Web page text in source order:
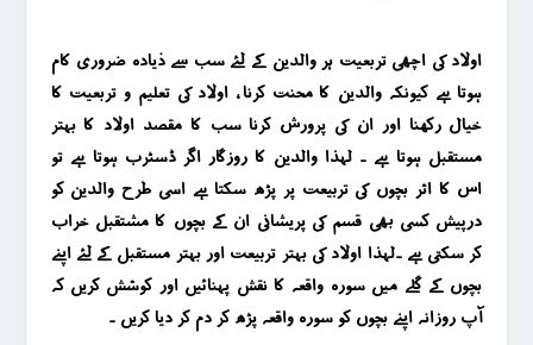
اولاد کی اچھی تربعیت ہر والدین کے لئے سب سے ذیادہ ضروری کام
ہوتا ہے کیونکہ والدین کا محنت کرنا ، اولاد کی تعلیم و تربعیت کا
خیال رکھنا اور ان کی پرورش کرنا سب کا مقصد اولاد کا بہتر
مستقبل ہوتا ہے ۔ لہذا والدین کا روزگار اگر ڈسٹرب ہوتا ہے تو
اس کا اثر بچوں کی تربیعت پر پڑھ سکتا ہے اسی طرح والدین کو
درپیش کسی بھی قسم کی پریشانی ان کے بچوں کا مشتقبل خراب
کر سکتی ہے ۔لہذا اولاد کی بہتر تربیعت اور بہتر مستقبل کے لئے اپنے
بچوں کے گلے میں سورہ واقعہ کا نقش پہنائیں اور کوشش کریں کہ
آپ روزانہ اپنے بچوں کو سورہ واقعہ پڑھ کر دم کر دیا کریں ۔